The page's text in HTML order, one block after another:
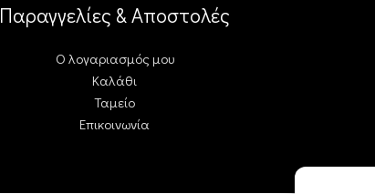
Παραγγελίες & Αποστολές
Ο λογαριασμός μου
Καλάθι
Ταμείο
Επικοινωνία